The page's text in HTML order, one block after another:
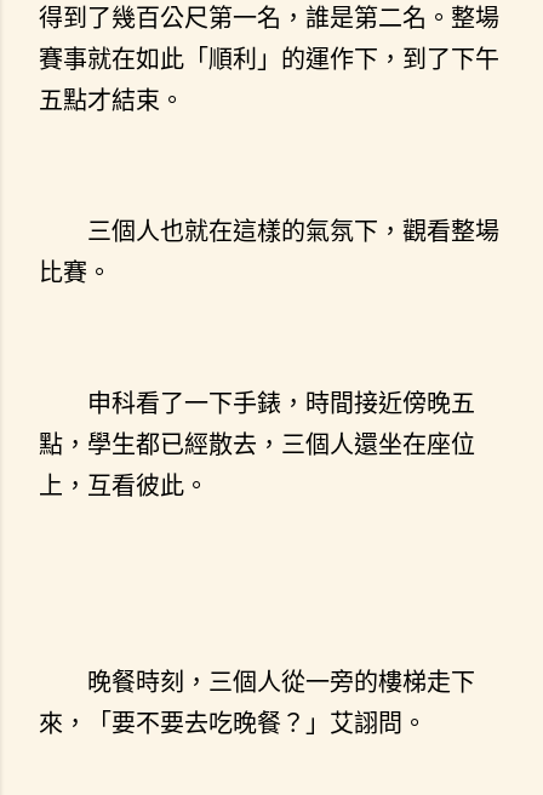
得到了幾百公尺第一名，誰是第二名。整場
賽事就在如此「順利」的運作下，到了下午
五點才結束。
三個人也就在這樣的氣氛下，觀看整場
比賽。
申科看了一下手錶，時間接近傍晚五
點，學生都已經散去，三個人還坐在座位
上，互看彼此。
晚餐時刻，三個人從一旁的樓梯走下
來，「要不要去吃晚餐？」艾詡問。